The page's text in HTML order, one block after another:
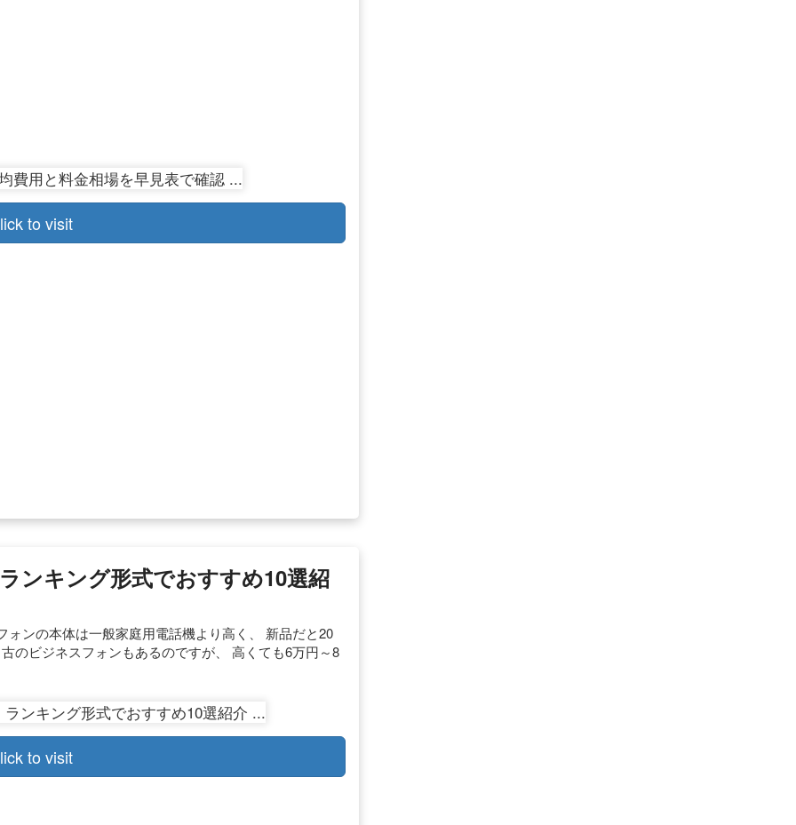
to visit
ンキング形式でおすすめ10選紹
ンの本体は一般家庭用電話機より高く、 新品だと20
のビジネスフォンもあるのですが、 高くても6万円～8
to visit